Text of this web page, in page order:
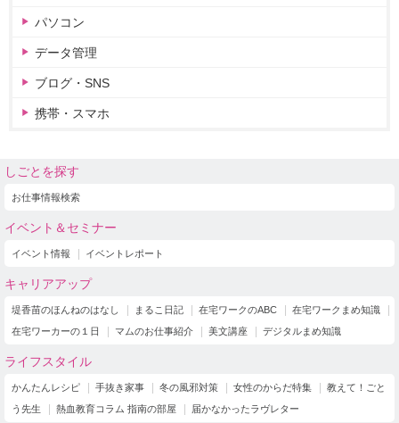
パソコン
データ管理
ブログ・SNS
携帯・スマホ
しごとを探す
お仕事情報検索
イベント＆セミナー
イベント情報 イベントレポート
キャリアアップ
堤香苗のほんねのはなし まるこ日記 在宅ワークのABC
在宅ワークまめ知識
在宅ワーカーの１日
マムのお仕事紹介 美文講座 デジタルまめ知識
ライフスタイル
かんたんレシピ 手抜き家事 冬の風邪対策 女性のからだ特集
教えて！ごと
う先生
熱血教育コラム 指南の部屋 届かなかったラヴレター